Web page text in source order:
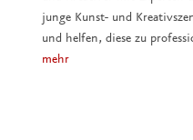
junge Kunst- und
und helfen, diese zu
mehr